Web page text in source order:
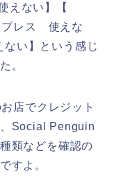
ない】【
レス 使えな
い】という感じ
。
店でクレジット
Social Penguin
類などを確認の
すよ。